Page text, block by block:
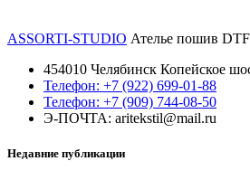
ASSORTI-STUDIO Ателье пошив
454010 Челябинск Копейское
Телефон: +7 (922) 699-01-88
Телефон: +7 (909) 744-08-50
Э-ПОЧТА: aritekstil@mail.ru
Недавние публикации